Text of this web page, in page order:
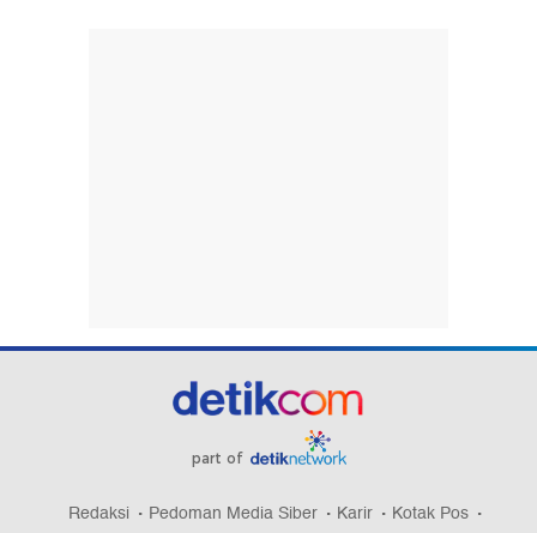
part of
Redaksi Pedoman Media Siber Karir
Kotak Pos